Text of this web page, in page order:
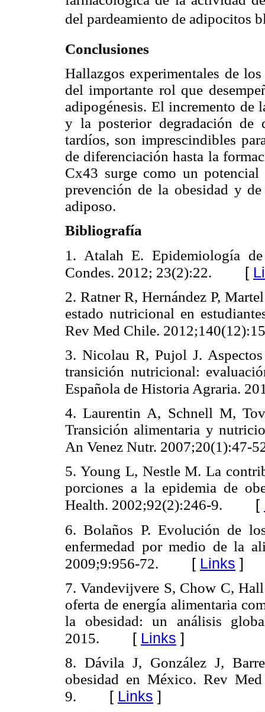
del pardeamiento de adipocitos
Conclusiones
Hallazgos experimentales de
del importante rol que
adipogénesis. El incremento de
y la posterior degradación de
tardíos, son imprescindibles
de diferenciación hasta la
Cx43 surge como un
prevención de la obesidad y
adiposo.
Bibliografía
1. Atalah E. Epidemiología
Condes. 2012; 23(2):22. [
2. Ratner R, Hernández P,
estado nutricional en
Rev Med Chile.
3. Nicolau R, Pujol J.
transición nutricional:
Española de Historia Agraria.
4. Laurentin A, Schnell M,
Transición alimentaria y
An Venez Nutr. 2007;20(1):47-
5. Young L, Nestle M. La
porciones a la epidemia de
Health. 2002;92(2):246-9. [
6. Bolaños P. Evolución de
enfermedad por medio de la
2009;9:956-72. [ Links ]
7. Vandevijvere S, Chow C,
oferta de energía alimentaria
la obesidad: un análisis
2015. [ Links ]
8. Dávila J, González J,
obesidad en México. Rev
9. [ Links ]